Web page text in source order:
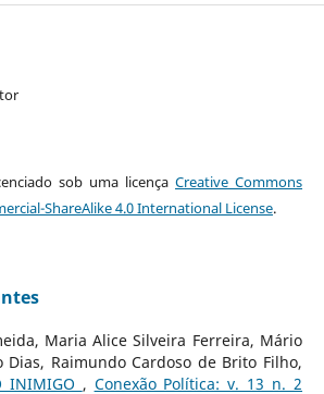
sob uma licençaCreative Commons
ShareAlike 4.0 International License.
Maria Alice Silveira Ferreira, Mário
Dias, Raimundo Cardoso de Brito Filho,
INIMIGO , Conexão Política: v. 13 n. 2